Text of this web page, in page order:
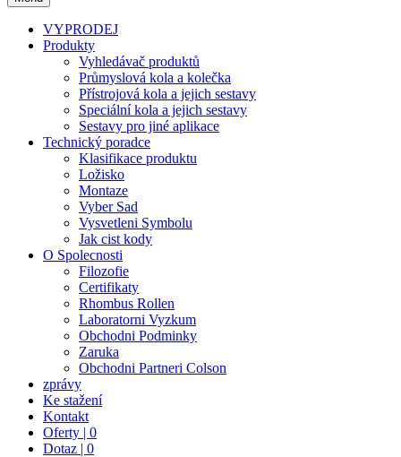
VYPRODEJ
Produkty
Vyhledávač produktů
Průmyslová kola a kolečka
Přístrojová kola a jejich sestavy
Speciální kola a jejich sestavy
Sestavy pro jiné aplikace
Technický poradce
Klasifikace produktu
Ložisko
Montaze
Vyber Sad
Vysvetleni Symbolu
Jak cist kody
O Spolecnosti
Filozofie
Certifikaty
Rhombus Rollen
Laboratorni Vyzkum
Obchodni Podminky
Zaruka
Obchodni Partneri Colson
zprávy
Ke stažení
Kontakt
Oferty | 0
Dotaz | 0